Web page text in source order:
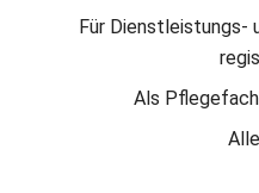
Für Dienstleistungs-
Als